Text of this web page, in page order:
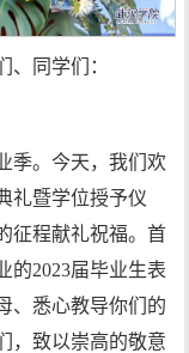
、同学们：
季。今天，我们欢
礼暨学位授予仪
征程献礼祝福。首
的2023届毕业生表
、悉心教导你们的
，致以崇高的敬意